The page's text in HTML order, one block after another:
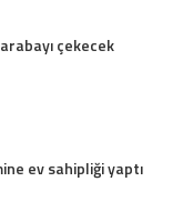
çekecek
ev sahipliği yaptı